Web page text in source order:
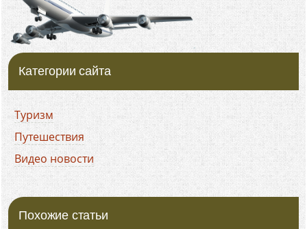
Категории сайта
Туризм
Путешествия
Видео новости
Похожие статьи